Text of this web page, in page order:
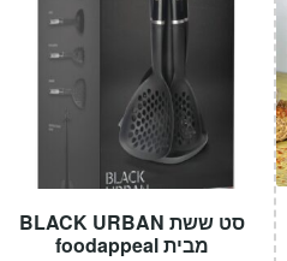
סט ששת BLACK URBAN
מבית foodappeal